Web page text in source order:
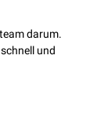
Arbeitsmyokard
Herzkontraktion
darum.
und